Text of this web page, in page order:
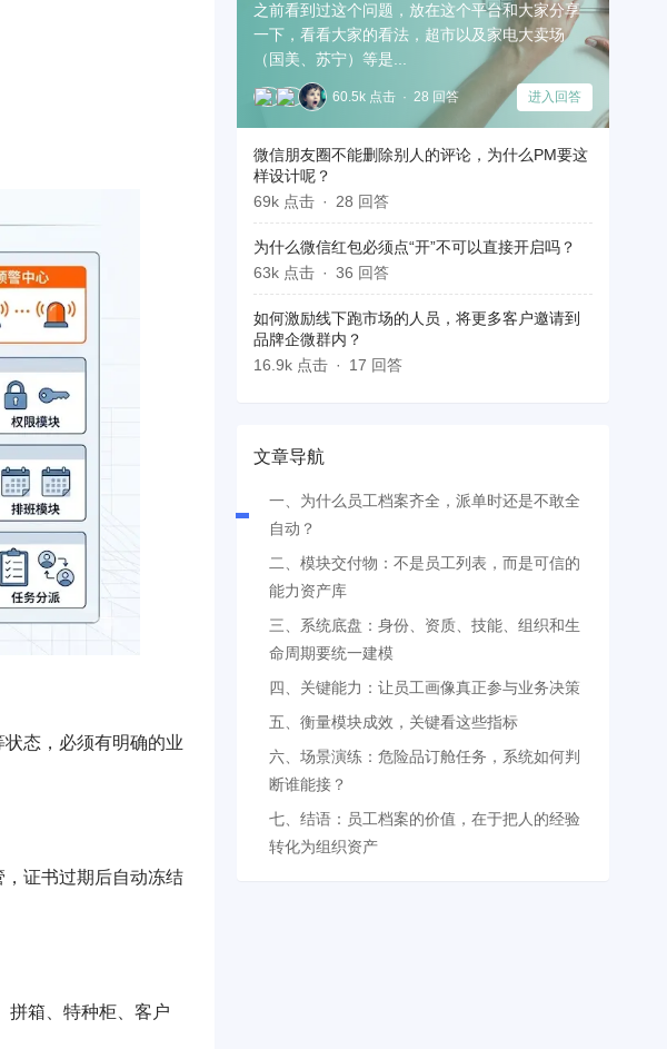
态，必须有明确的业
证书过期后自动冻结
拼箱、特种柜、客户
之前看到过这个问题，放在这个平台和大家分享
一下，看看大家的看法，超市以及家电大卖场
（国美、苏宁）等是...
60.5k 点击 28 回答 进入回答
微信朋友圈不能删除别人的评论，为什么PM要这
样设计呢？
69k 点击
28 回答
为什么微信红包必须点“开”不可以直接开启吗？
63k 点击
36 回答
如何激励线下跑市场的人员，将更多客户邀请到
品牌企微群内？
16.9k 点击
17 回答
文章导航
一、为什么员工档案齐全，派单时还是不敢全
自动？
二、模块交付物：不是员工列表，而是可信的
能力资产库
三、系统底盘：身份、资质、技能、组织和生
命周期要统一建模
四、关键能力：让员工画像真正参与业务决策
五、衡量模块成效，关键看这些指标
六、场景演练：危险品订舱任务，系统如何判
断谁能接？
七、结语：员工档案的价值，在于把人的经验
转化为组织资产